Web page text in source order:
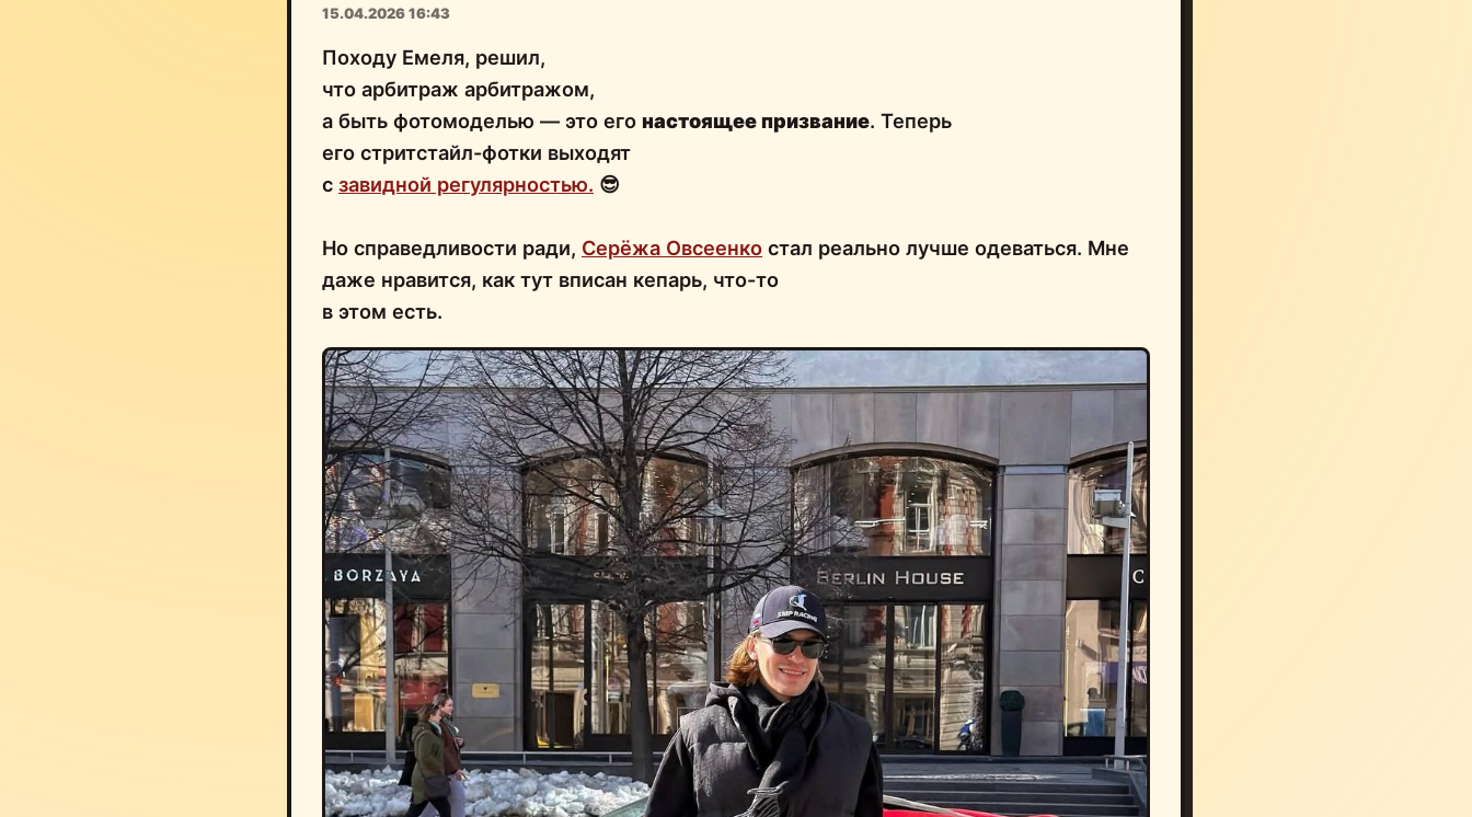
15.04.2026 16:43
Походу Емеля, решил,
что арбитраж арбитражом,
а быть фотомоделью — это его настоящее призвание. Теперь
его стритстайл-фотки выходят
с завидной регулярностью. 😎
Но справедливости ради, Серёжа Овсеенко стал реально лучше одеваться. Мне
даже нравится, как тут вписан кепарь, что-то
в этом есть.